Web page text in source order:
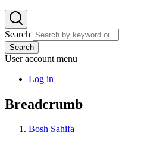
Search
Search
User account menu
Log in
Breadcrumb
Bosh Sahifa